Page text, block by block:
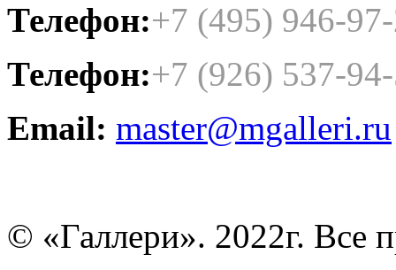
Телефон:+7 (495) 946-
Телефон:+7 (926) 537-
Email: master@mgalleri.ru
© «Галлери». 2022г. Все